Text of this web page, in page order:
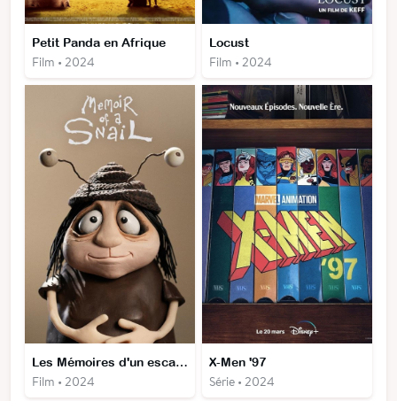
Petit Panda en Afrique
Film • 2024
Locust
Film • 2024
Les Mémoires d'un escargot
Film • 2024
X-Men '97
Série • 2024